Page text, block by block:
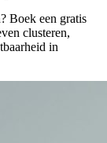
Boek een gratis
clusteren,
in